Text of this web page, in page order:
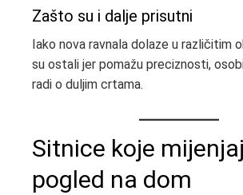
Zašto su i dalje prisutni
Iako nova ravnala dolaze u različitim
su ostali jer pomažu preciznosti,
radi o duljim crtama.
Sitnice koje
pogled na dom